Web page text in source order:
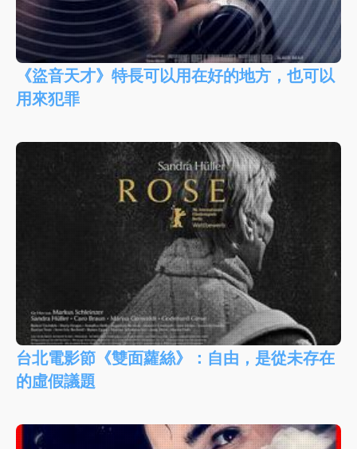
《盜音天才》特長可以用在好的地方，也可以
用來犯罪
台北電影節《雙面蘿絲》：自由，是從未存在
的虛假議題